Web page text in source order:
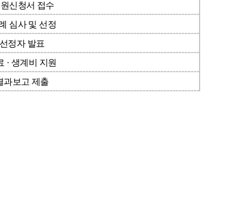
신청서 접수
심사 및 선정
선정자 발표
· 생계비 지원
과보고 제출